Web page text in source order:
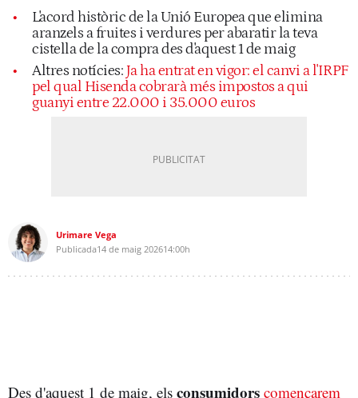
L'acord històric de la Unió Europea que elimina
aranzels a fruites i verdures per abaratir la teva
cistella de la compra des d'aquest 1 de maig
Altres notícies: Ja ha entrat en vigor: el canvi a l'IRPF
pel qual Hisenda cobrarà més impostos a qui
guanyi entre 22.000 i 35.000 euros
Urimare Vega
Publicada14 de maig 202614:00h
Des d'aquest 1 de maig, els consumidors començarem